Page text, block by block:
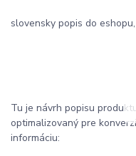
slovensky popis do
Tu je návrh popisu
optimalizovaný pre
informáciu: